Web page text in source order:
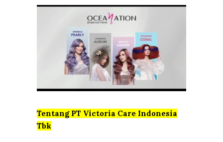
Tentang PT Victoria Care Indonesia
Tbk